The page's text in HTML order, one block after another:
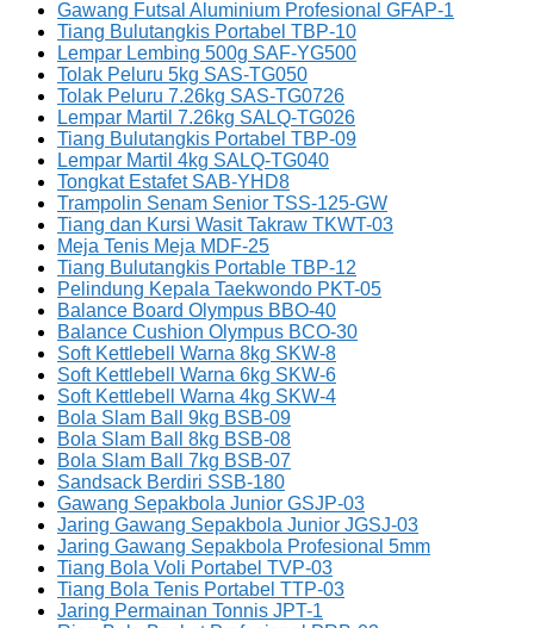
Gawang Futsal Aluminium Profesional GFAP-1
Tiang Bulutangkis Portabel TBP-10
Lempar Lembing 500g SAF-YG500
Tolak Peluru 5kg SAS-TG050
Tolak Peluru 7.26kg SAS-TG0726
Lempar Martil 7.26kg SALQ-TG026
Tiang Bulutangkis Portabel TBP-09
Lempar Martil 4kg SALQ-TG040
Tongkat Estafet SAB-YHD8
Trampolin Senam Senior TSS-125-GW
Tiang dan Kursi Wasit Takraw TKWT-03
Meja Tenis Meja MDF-25
Tiang Bulutangkis Portable TBP-12
Pelindung Kepala Taekwondo PKT-05
Balance Board Olympus BBO-40
Balance Cushion Olympus BCO-30
Soft Kettlebell Warna 8kg SKW-8
Soft Kettlebell Warna 6kg SKW-6
Soft Kettlebell Warna 4kg SKW-4
Bola Slam Ball 9kg BSB-09
Bola Slam Ball 8kg BSB-08
Bola Slam Ball 7kg BSB-07
Sandsack Berdiri SSB-180
Gawang Sepakbola Junior GSJP-03
Jaring Gawang Sepakbola Junior JGSJ-03
Jaring Gawang Sepakbola Profesional 5mm
Tiang Bola Voli Portabel TVP-03
Tiang Bola Tenis Portabel TTP-03
Jaring Permainan Tonnis JPT-1